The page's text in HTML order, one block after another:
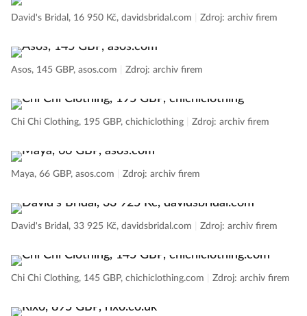
David's Bridal, 16 950 Kč, davidsbridal.com Zdroj: archiv firem
Asos, 145 GBP, asos.com Zdroj: archiv firem
Chi Chi Clothing, 195 GBP, chichiclothing Zdroj: archiv firem
Maya, 66 GBP, asos.com Zdroj: archiv firem
David's Bridal, 33 925 Kč, davidsbridal.com Zdroj: archiv firem
Chi Chi Clothing, 145 GBP, chichiclothing.com Zdroj: archiv firem